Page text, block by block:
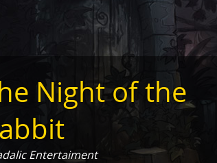
Night of the
Entertaiment